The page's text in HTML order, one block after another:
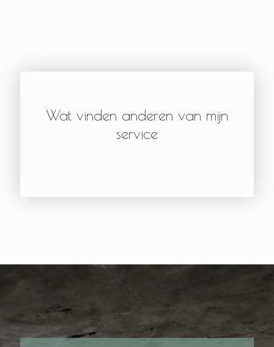
Wat vinden anderen van mijn
service